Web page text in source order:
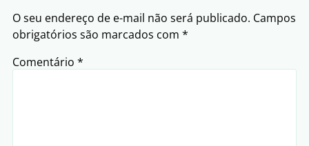
O seu endereço de e-mail não será publicado. Campos
obrigatórios são marcados com *
Comentário *